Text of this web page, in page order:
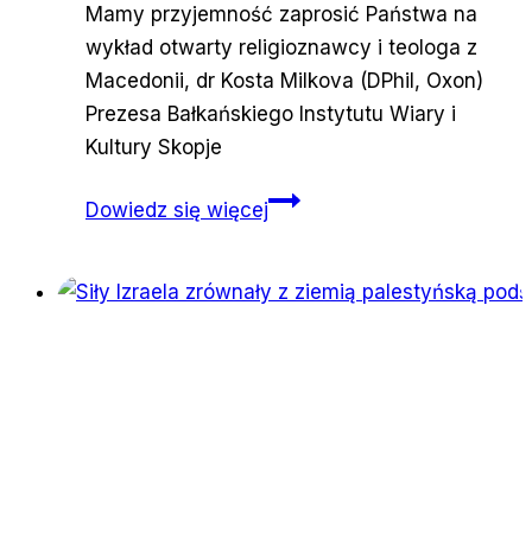
Mamy przyjemność zaprosić Państwa na
wykład otwarty religioznawcy i teologa z
Macedonii, dr Kosta Milkova (DPhil, Oxon)
Prezesa Bałkańskiego Instytutu Wiary i
Kultury Skopje
Dowiedz się więcejZaproszenie
z dr Kosta